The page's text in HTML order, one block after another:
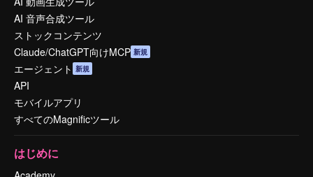
AI 音声合成ツール
ストックコンテンツ
Claude/ChatGPT向けMCP 新規
エージェント 新規
API
モバイルアプリ
すべてのMagnificツール
はじめに